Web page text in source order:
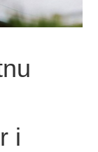
i